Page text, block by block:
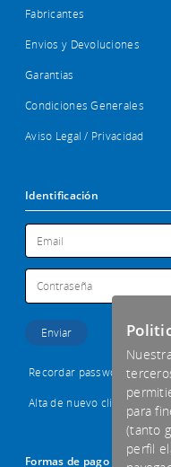
Fabricantes
Envios y Devoluciones
Garantias
Condiciones Generales
Aviso Legal / Privacidad
Identificación
Recordar password
Alta de nuevo cliente
Formas de pago aceptadas
para
(tanto
perfil